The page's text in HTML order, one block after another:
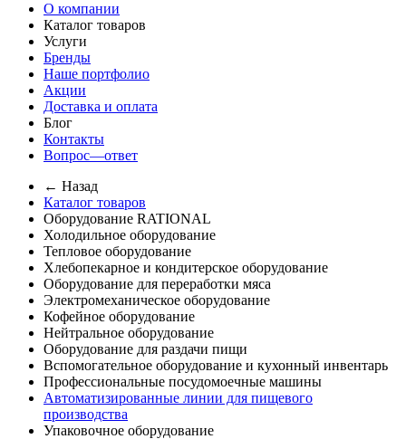
О компании
Каталог товаров
Услуги
Бренды
Наше портфолио
Акции
Доставка и оплата
Блог
Контакты
Вопрос—ответ
← Назад
Каталог товаров
Оборудование RATIONAL
Холодильное оборудование
Тепловое оборудование
Хлебопекарное и кондитерское оборудование
Оборудование для переработки мяса
Электромеханическое оборудование
Кофейное оборудование
Нейтральное оборудование
Оборудование для раздачи пищи
Вспомогательное оборудование и кухонный инвентарь
Профессиональные посудомоечные машины
Автоматизированные линии для пищевого
производства
Упаковочное оборудование